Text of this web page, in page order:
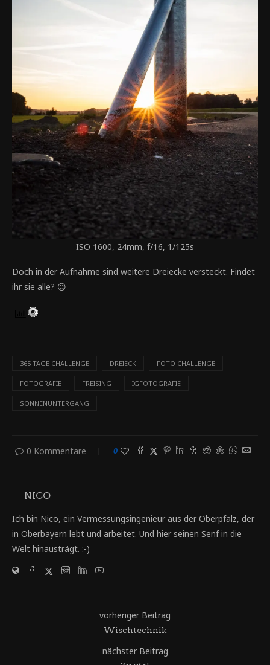
ISO 1600, 24mm, f/16, 1/125s
Doch in der Aufnahme sind weitere Dreiecke versteckt. Findet
ihr sie alle? 😉
365 TAGE CHALLENGE DREIECK FOTO CHALLENGE
FOTOGRAFIE FREISING IGFOTOGRAFIE
SONNENUNTERGANG
0 Kommentare 0
NICO
Ich bin Nico, ein Vermessungsingenieur aus der Oberpfalz, der
in Oberbayern lebt und arbeitet. Und hier seinen Senf in die
Welt hinausträgt. :-)
vorheriger Beitrag
Wischtechnik
nächster Beitrag